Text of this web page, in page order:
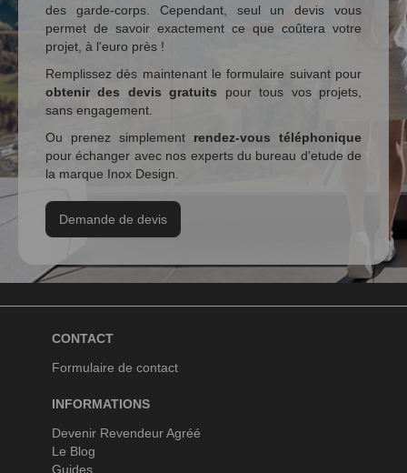
des garde-corps. Cependant, seul un devis vous
permet de savoir exactement ce que coûtera votre
projet, à l'euro près !
Remplissez dès maintenant le formulaire suivant pour
obtenir des devis gratuits pour tous vos projets,
sans engagement.
Ou prenez simplement rendez-vous téléphonique
pour échanger avec nos experts du bureau d'etude de
la marque Inox Design.
Demande de devis
CONTACT
Formulaire de contact
INFORMATIONS
Devenir Revendeur Agréé
Le Blog
Guides